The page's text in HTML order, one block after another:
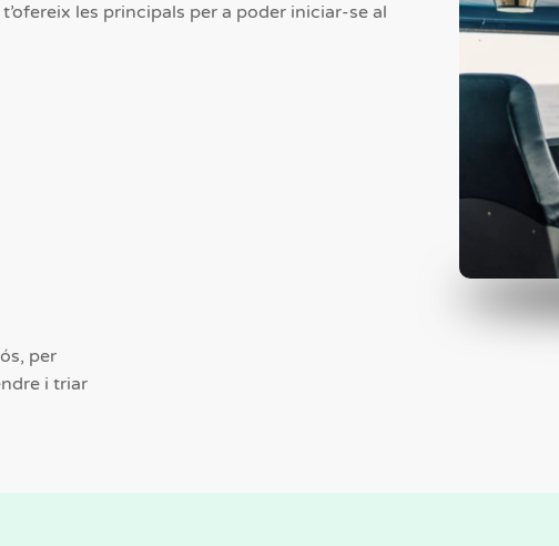
les principals per a poder iniciar-se al
per
i triar